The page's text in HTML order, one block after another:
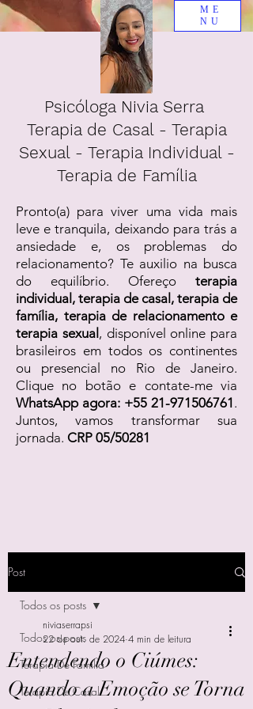
Psicóloga Nivia Serra
Terapia de Casal - Terapia
Sexual - Terapia Individual -
Terapia de Família
Pronto(a) para viver uma vida mais
leve e tranquila, deixando para trás a
ansiedade e, os problemas do
relacionamento? Te auxilio na busca
do equilíbrio. Ofereço terapia
individual, terapia de casal, terapia de
família, terapia de relacionamento e
terapia sexual , disponível online para
brasileiros em todos os continentes
ou presencial no Rio de Janeiro.
Clique no botão e contate-me via
WhatsApp agora: +55 21-971506761 .
Juntos, vamos transformar sua
jornada. CRP 05/50281
ME
NU
Post
Todos os posts
Terapia De Família
Terapia De Casal
Todos os posts
Entendendo o Ciúmes:
Quando a Emoção se Torna
niviaserrapsi
22 de out. de 2024 4 min de leitura